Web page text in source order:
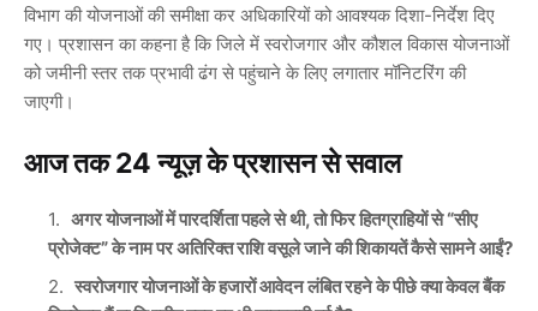
विभाग की योजनाओं की समीक्षा कर अधिकारियों को आवश्यक दिशा-निर्देश दिए
गए। प्रशासन का कहना है कि जिले में स्वरोजगार और कौशल विकास योजनाओं
को जमीनी स्तर तक प्रभावी ढंग से पहुंचाने के लिए लगातार मॉनिटरिंग की
जाएगी।
आज तक 24 न्यूज़ के प्रशासन से सवाल
अगर योजनाओं में पारदर्शिता पहले से थी, तो फिर हितग्राहियों से “सीए
प्रोजेक्ट” के नाम पर अतिरिक्त राशि वसूले जाने की शिकायतें कैसे सामने आईं?
स्वरोजगार योजनाओं के हजारों आवेदन लंबित रहने के पीछे क्या केवल बैंक